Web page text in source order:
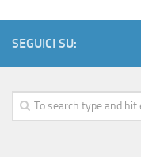
SEGUICI SU: